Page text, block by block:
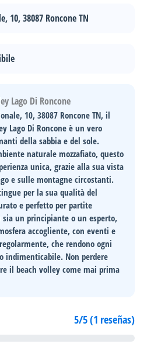
10, 38087 Roncone TN
Lago Di Roncone
10, 38087 Roncone TN, il
Lago Di Roncone è un vero
della sabbia e del sole.
naturale mozzafiato, questo
unica, grazie alla suavista
e sulle montagne circostanti.
per la suaqualità del
e perfetto per partite
un principiante o un esperto,
accogliente, coneventi e
che rendono ogni
indimenticabile. Non perdere
il beach volley come mai prima
5/5 (1 reseñas)